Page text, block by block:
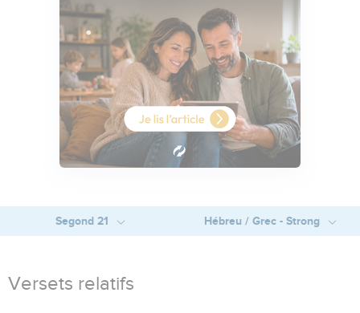
Segond 21 Hébreu / Grec - Strong
Versets relatifs